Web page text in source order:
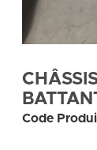
Code